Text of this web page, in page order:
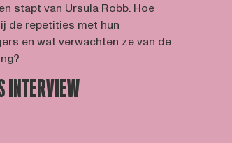
stapt van Ursula Robb. Hoe
de repetities met hun
en wat verwachten ze van de
INTERVIEW